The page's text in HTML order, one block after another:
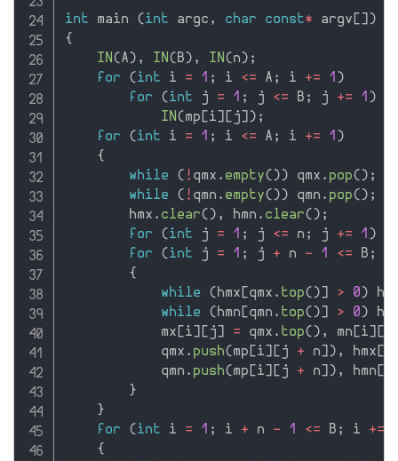
int main ( int argc , char const* argv
)
{
IN ( A ) , IN ( B ) , IN ( n ) ;
for
( int i = 1 ; i <= A ; i += 1 )
for
( int j = 1 ; j <= B ; j += 1 )
IN ( mp i j ) ;
for
( int i = 1 ; i <= A ; i += 1 )
{
while
( ! qmx . empty( ) ) qmx . pop( ) ;
while
( ! qmn . empty( ) ) qmn . pop( ) ;
        hmx
. clear( ) , hmn . clear( ) ;
for
( int j = 1 ; j <= n ; j += 1 )
for
( int j = 1 ; j + n - 1 <= B ;
{
while
( hmx qmx . top( ) > 0 )
while
( hmn qmn . top( ) > 0 )
            mx
i j = qmx . top( ) , mn i
            qmx
. push( mp i j + n ) , hmx
            qmn
. push( mp i j + n ) , hmn
}
}
for
( int i = 1 ; i + n - 1 <= B ; i +=
{